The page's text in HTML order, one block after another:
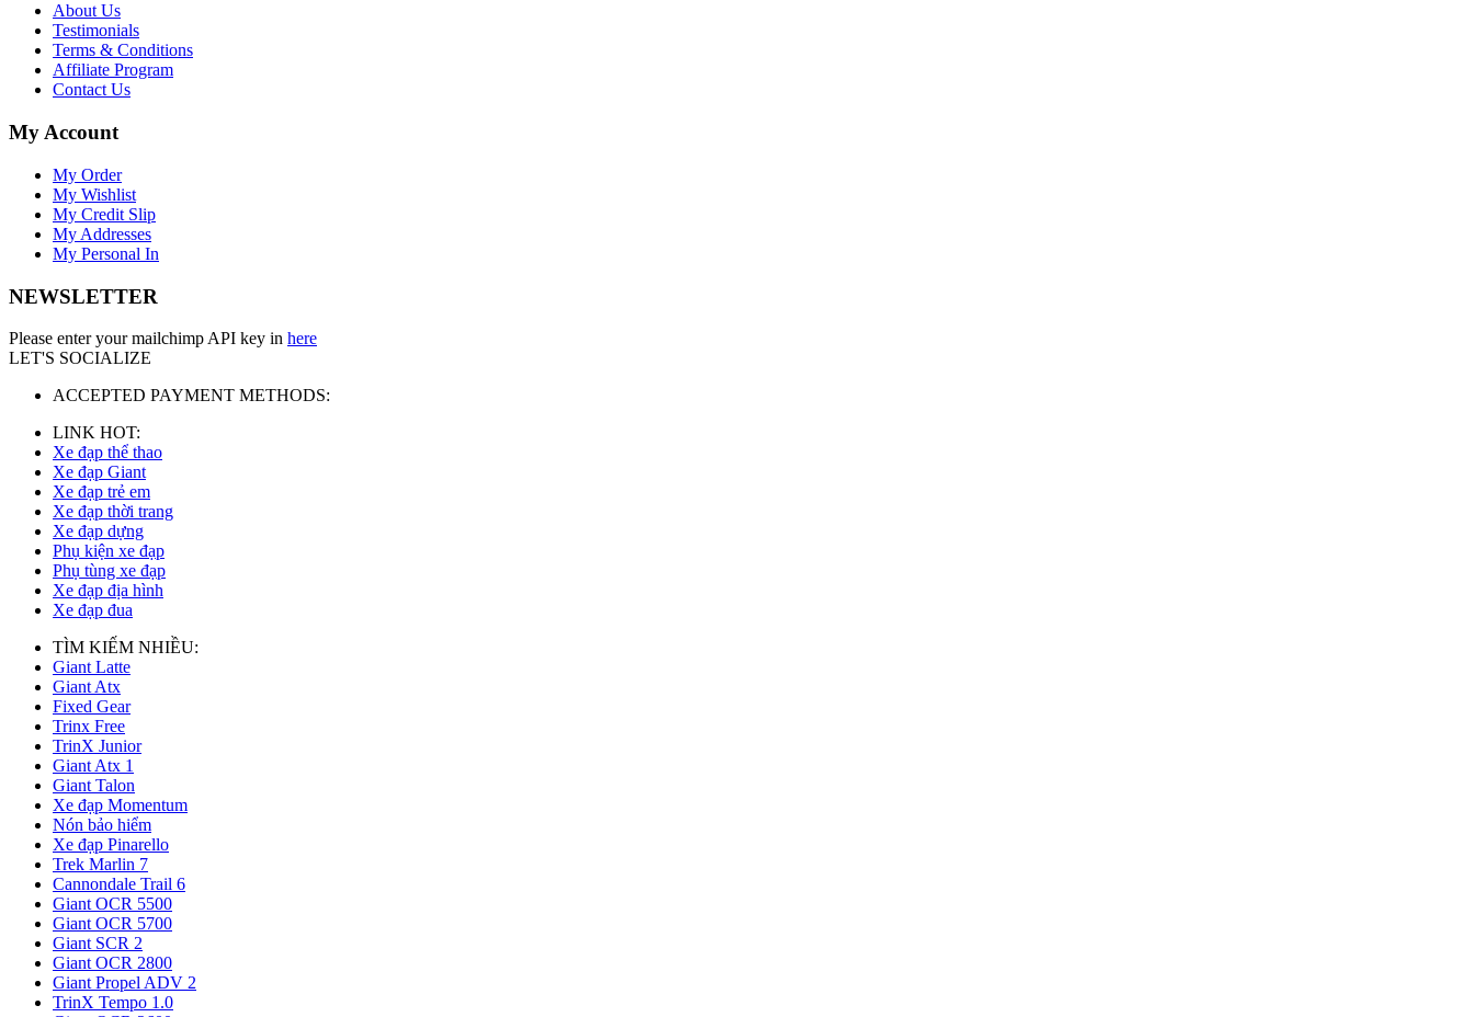
About Us
Testimonials
Terms & Conditions
Affiliate Program
Contact Us
My Account
My Order
My Wishlist
My Credit Slip
My Addresses
My Personal In
NEWSLETTER
Please enter your mailchimp API key in here
LET'S SOCIALIZE
ACCEPTED PAYMENT METHODS:
LINK HOT:
Xe đạp thể thao
Xe đạp Giant
Xe đạp trẻ em
Xe đạp thời trang
Xe đạp dựng
Phụ kiện xe đạp
Phụ tùng xe đạp
Xe đạp địa hình
Xe đạp đua
TÌM KIẾM NHIỀU:
Giant Latte
Giant Atx
Fixed Gear
Trinx Free
TrinX Junior
Giant Atx 1
Giant Talon
Xe đạp Momentum
Nón bảo hiểm
Xe đạp Pinarello
Trek Marlin 7
Cannondale Trail 6
Giant OCR 5500
Giant OCR 5700
Giant SCR 2
Giant OCR 2800
Giant Propel ADV 2
TrinX Tempo 1.0